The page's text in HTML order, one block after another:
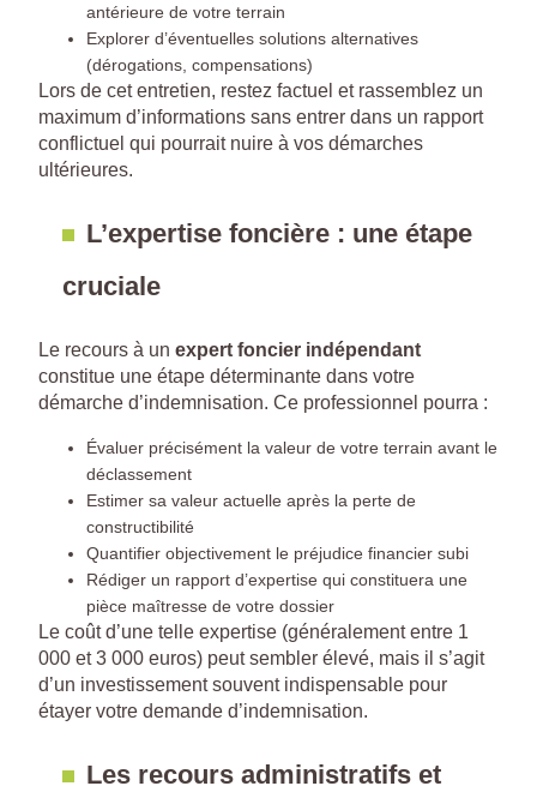
antérieure de votre terrain
Explorer d’éventuelles solutions alternatives
(dérogations, compensations)
Lors de cet entretien, restez factuel et rassemblez un
maximum d’informations sans entrer dans un rapport
conflictuel qui pourrait nuire à vos démarches
ultérieures.
L’expertise foncière : une étape
cruciale
Le recours à un expert foncier indépendant
constitue une étape déterminante dans votre
démarche d’indemnisation. Ce professionnel pourra :
Évaluer précisément la valeur de votre terrain avant le
déclassement
Estimer sa valeur actuelle après la perte de
constructibilité
Quantifier objectivement le préjudice financier subi
Rédiger un rapport d’expertise qui constituera une
pièce maîtresse de votre dossier
Le coût d’une telle expertise (généralement entre 1
000 et 3 000 euros) peut sembler élevé, mais il s’agit
d’un investissement souvent indispensable pour
étayer votre demande d’indemnisation.
Les recours administratifs et